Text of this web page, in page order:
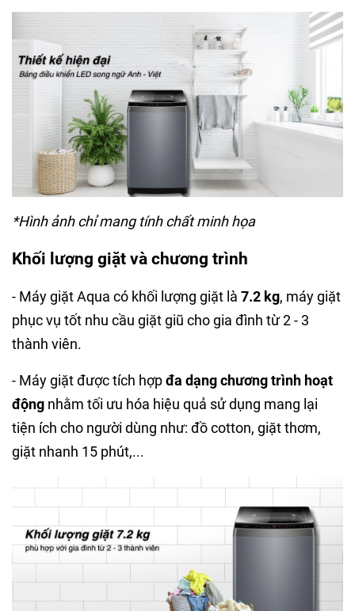
*Hình ảnh chỉ mang tính chất minh họa
Khối lượng giặt và chương trình
- Máy giặt Aqua có khối lượng giặt là 7.2 kg, máy giặt
phục vụ tốt nhu cầu giặt giũ cho gia đình từ 2 - 3
thành viên.
- Máy giặt được tích hợpđa dạng chương trình hoạt
động nhằm tối ưu hóa hiệu quả sử dụng mang lại
tiện ích cho người dùng như: đồ cotton, giặt thơm,
giặt nhanh 15 phút,...